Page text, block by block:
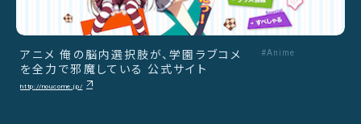
アニメ 俺の脳内選択肢が、学園ラブコメ
を全力で邪魔している 公式サイト
http://noucome.jp/
#Anime